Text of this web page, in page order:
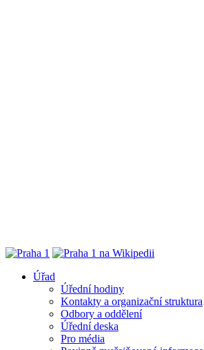
Úřad
Úřední hodiny
Kontakty a organizační struktura
Odbory a oddělení
Úřední deska
Pro média